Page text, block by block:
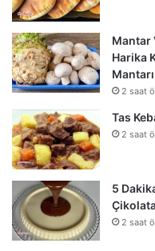
Mantar
Harika
2 saat
Tas
2 saat
5
2 saat